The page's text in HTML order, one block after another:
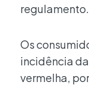
regulamento.
Os
incidência
vermelha,